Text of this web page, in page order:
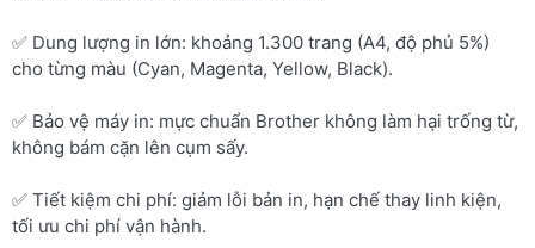
✅ Dung lượng in lớn: khoảng 1.300 trang (A4, độ phủ 5%)
cho từng màu (Cyan, Magenta, Yellow, Black).
✅ Bảo vệ máy in: mực chuẩn Brother không làm hại trống từ,
không bám cặn lên cụm sấy.
✅ Tiết kiệm chi phí: giảm lỗi bản in, hạn chế thay linh kiện,
tối ưu chi phí vận hành.